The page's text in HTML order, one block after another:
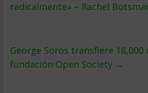
radicalmente» – Rachel
George Soros transfiere 18,000
fundación Open Society →